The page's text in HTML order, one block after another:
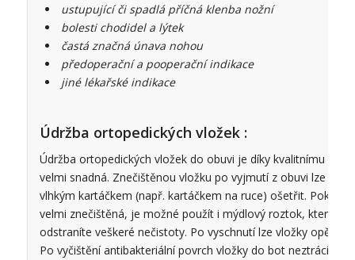
ustupující či spadlá příčná klenba nožní
bolesti chodidel a lýtek
častá značná únava nohou
předoperační a pooperační indikace
jiné lékařské indikace
Údržba ortopedických vložek :
Údržba ortopedických vložek do obuvi je díky kvalitnímu
velmi snadná. Znečištěnou vložku po vyjmutí z obuvi lze
vlhkým kartáčkem (např. kartáčkem na ruce) ošetřit. Pokud
velmi znečištěná, je možné použít i mýdlový roztok, kterým
odstraníte veškeré nečistoty. Po vyschnutí lze vložky opět
Po vyčištění antibakteriální povrch vložky do bot neztrácí na